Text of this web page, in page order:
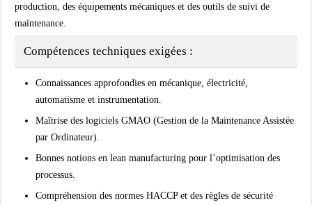
production, des équipements mécaniques et des outils de suivi de
maintenance.
Compétences techniques exigées :
Connaissances approfondies en mécanique, électricité,
automatisme et instrumentation
Maîtrise des logiciels GMAO (Gestion de la Maintenance Assistée
par Ordinateur)
Bonnes notions en lean manufacturing pour l’optimisation des
processus.
Compréhension des normes HACCPet des règles de sécurité